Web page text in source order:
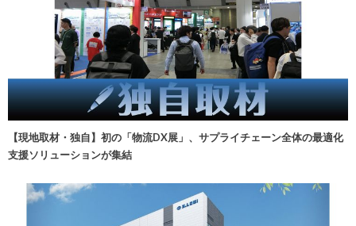
【現地取材・独自】初の「物流DX展」、サプライチェーン全体の最適化
支援ソリューションが集結